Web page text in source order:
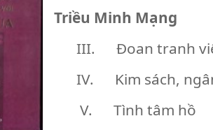
Triều Minh Mạng
III. Đoan tranh
IV. Kim sách,
V. Tình tâm hồ